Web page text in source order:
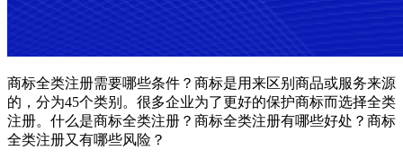
商标全类注册需要哪些条件？商标是用来区别商品或服务来源
的，分为45个类别。很多企业为了更好的保护商标而选择全类
注册。什么是商标全类注册？商标全类注册有哪些好处？商标
全类注册又有哪些风险？